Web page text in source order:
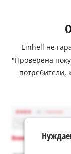
Einhell не
"Проверена
потребители,